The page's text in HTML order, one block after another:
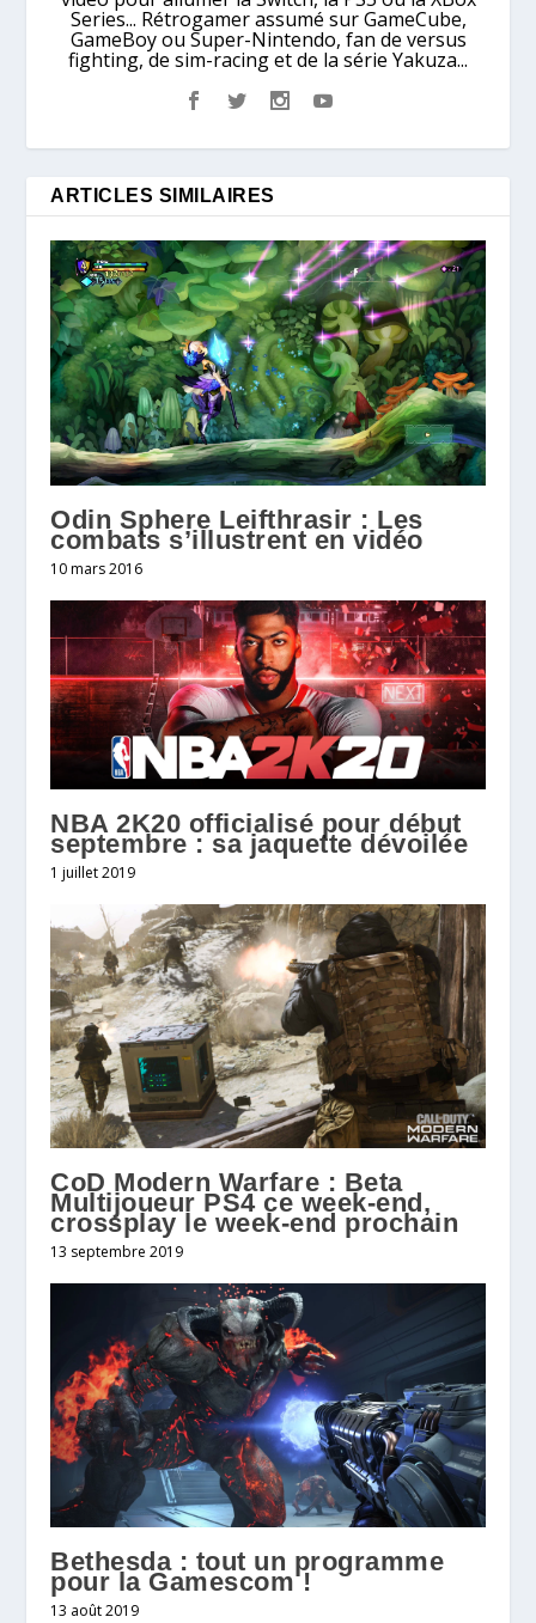
Series... Rétrogamer assumé sur GameCube,
GameBoy ou Super-Nintendo, fan de versus
fighting, de sim-racing et de la série Yakuza...
ARTICLES SIMILAIRES
Odin Sphere Leifthrasir : Les
combats s’illustrent en vidéo
10 mars 2016
NBA 2K20 officialisé pour début
septembre : sa jaquette dévoilée
1 juillet 2019
CoD Modern Warfare : Beta
Multijoueur PS4 ce week-end,
crossplay le week-end prochain
13 septembre 2019
Bethesda : tout un programme
pour la Gamescom !
13 août 2019